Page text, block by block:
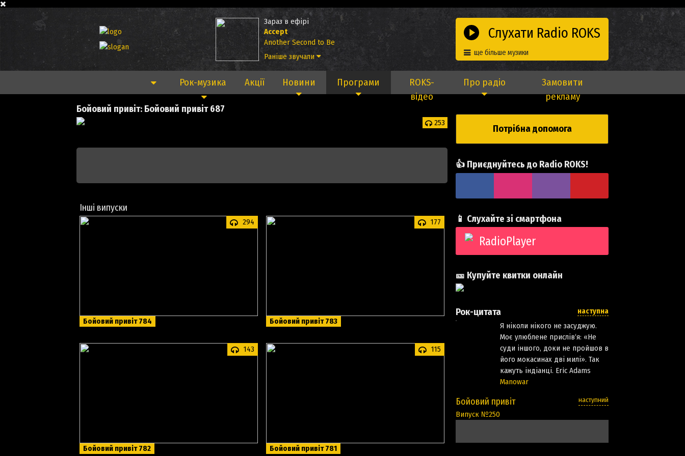
Зараз в ефірі
Accept
Another Second to Be
Раніше звучали
Слухати Radio ROKS
ще більше музики
Рок-музика Акції Новини Програми
ROKS-
відео
Про радіо
Замовити
рекламу
Бойовий привіт: Бойовий привіт 687
253
Інші випуски
294
Бойовий привіт 784
177
Бойовий привіт 783
143
Бойовий привіт 782
115
Бойовий привіт 781
Потрібна допомога
👍 Приєднуйтесь до Radio ROKS!
📱 Слухайте зі смартфона
RadioPlayer
🎫 Купуйте квитки онлайн
Рок-цитата наступна
Я ніколи нікого не засуджую.
Моє улюблене прислів‘я: «Не
суди іншого, доки не пройшов в
його мокасинах дві милі». Так
кажуть індіанці. Eric Adams
Manowar
Бойовий привіт наступний
Випуск №250